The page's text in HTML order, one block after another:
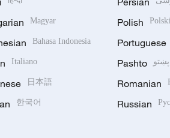
Magyar
Bahasa Indonesia
Italiano
日本語
한국어
Polish Polski
Portuguese
Pashto پښتو
Romanian
Russian